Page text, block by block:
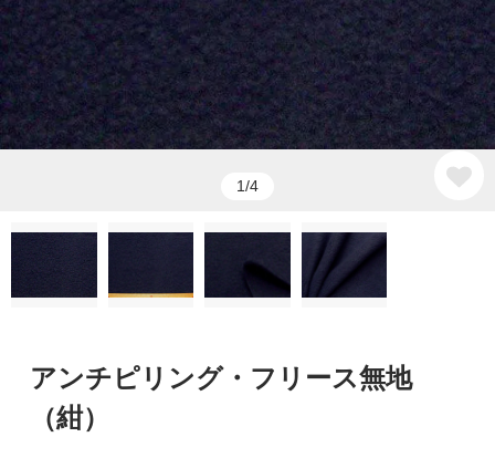
1/4
アンチピリング・フリース無地
（紺）